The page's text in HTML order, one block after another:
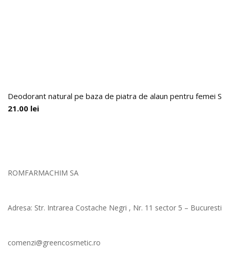
Deodorant natural pe baza de piatra de alaun pentru femei
21.00 lei
ROMFARMACHIM SA
Adresa: Str. Intrarea Costache Negri , Nr. 11 sector 5 – Bucuresti
comenzi@greencosmetic.ro